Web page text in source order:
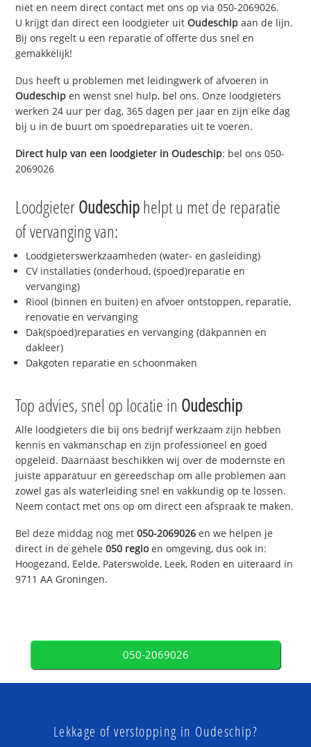
niet en neem direct contact met ons op via 050-2069026.
U krijgt dan direct een loodgieter uitOudeschip aan de lijn.
Bij ons regelt u een reparatie of offerte dus snel en
gemakkelijk!
Dus heeft u problemen met leidingwerk of afvoeren in
Oudeschip en wenst snel hulp, bel ons. Onze loodgieters
werken 24 uur per dag, 365 dagen per jaar en zijn elke dag
bij u in de buurt om spoedreparaties uit te voeren.
Direct hulp van een loodgieter inOudeschip: bel ons 050-
2069026
LoodgieterOudeschiphelpt u met de reparatie
of vervanging van:
Loodgieterswerkzaamheden (water- en gasleiding)
CV installaties (onderhoud, (spoed)reparatie en
vervanging)
Riool (binnen en buiten) en afvoer ontstoppen, reparatie,
renovatie en vervanging
Dak(spoed)reparaties en vervanging (dakpannen en
dakleer)
Dakgoten reparatie en schoonmaken
Top advies, snel op locatie in Oudeschip
Alle loodgieters die bij ons bedrijf werkzaam zijn hebben
kennis en vakmanschap en zijn professioneel en goed
opgeleid. Daarnaast beschikken wij over de modernste en
juiste apparatuur en gereedschap om alle problemen aan
zowel gas als waterleiding snel en vakkundig op te lossen.
Neem contact met ons op om direct een afspraak te maken.
Bel deze middag nog met050-2069026 en we helpen je
direct in de gehele050 regioen omgeving, dus ook in:
Hoogezand, Eelde, Paterswolde, Leek, Roden en uiteraard in
9711 AA Groningen.
050-2069026
Lekkage of verstopping in Oudeschip?